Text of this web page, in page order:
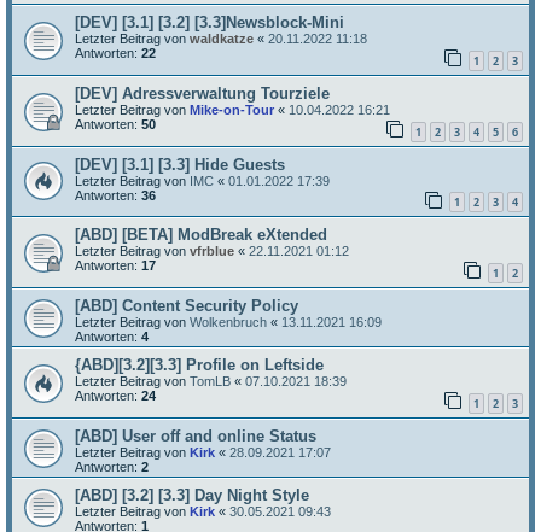
[DEV] [3.1] [3.2] [3.3]Newsblock-Mini
Letzter Beitrag von waldkatze « 20.11.2022 11:18
Antworten: 22 1 2 3
[DEV] Adressverwaltung Tourziele
Letzter Beitrag von Mike-on-Tour « 10.04.2022 16:21
Antworten: 50 1 2 3 4 5 6
[DEV] [3.1] [3.3] Hide Guests
Letzter Beitrag von IMC « 01.01.2022 17:39
Antworten: 36 1 2 3 4
[ABD] [BETA] ModBreak eXtended
Letzter Beitrag von vfrblue « 22.11.2021 01:12
Antworten: 17 1 2
[ABD] Content Security Policy
Letzter Beitrag von Wolkenbruch « 13.11.2021 16:09
Antworten: 4
{ABD][3.2][3.3] Profile on Leftside
Letzter Beitrag von TomLB « 07.10.2021 18:39
Antworten: 24 1 2 3
[ABD] User off and online Status
Letzter Beitrag von Kirk « 28.09.2021 17:07
Antworten: 2
[ABD] [3.2] [3.3] Day Night Style
Letzter Beitrag von Kirk « 30.05.2021 09:43
Antworten: 1